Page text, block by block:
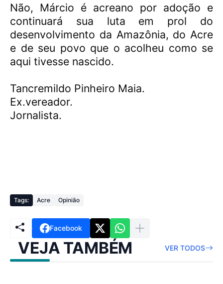
Não, Márcio é acreano por adoção e
continuará sua luta em prol do
desenvolvimento da Amazônia, do Acre
e de seu povo que o acolheu como se
aqui tivesse nascido.
Tancremildo Pinheiro Maia.
Ex.vereador.
Jornalista.
Tags: Acre Opinião
Facebook
VEJA TAMBÉM VER TODOS